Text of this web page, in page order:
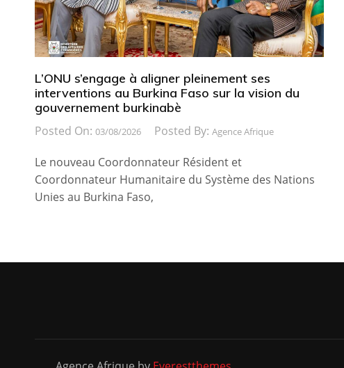
L’ONU s’engage à aligner pleinement ses
interventions au Burkina Faso sur la vision du
gouvernement burkinabè
Posted On: 03/08/2026 Posted By: Agence Afrique
Le nouveau Coordonnateur Résident et
Coordonnateur Humanitaire du Système des Nations
Unies au Burkina Faso,